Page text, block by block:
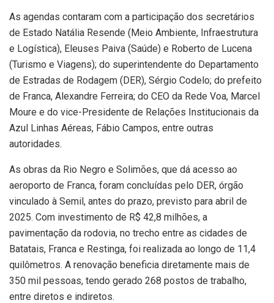
As agendas contaram com a participação dos secretários
de Estado Natália Resende (Meio Ambiente, Infraestrutura
e Logística), Eleuses Paiva (Saúde) e Roberto de Lucena
(Turismo e Viagens); do superintendente do Departamento
de Estradas de Rodagem (DER), Sérgio Codelo; do prefeito
de Franca, Alexandre Ferreira; do CEO da Rede Voa, Marcel
Moure e do vice-Presidente de Relações Institucionais da
Azul Linhas Aéreas, Fábio Campos, entre outras
autoridades.
As obras da Rio Negro e Solimões, que dá acesso ao
aeroporto de Franca, foram concluídas pelo DER, órgão
vinculado à Semil, antes do prazo, previsto para abril de
2025. Com investimento de R$ 42,8 milhões, a
pavimentação da rodovia, no trecho entre as cidades de
Batatais, Franca e Restinga, foi realizada ao longo de 11,4
quilômetros. A renovação beneficia diretamente mais de
350 mil pessoas, tendo gerado 268 postos de trabalho,
entre diretos e indiretos.